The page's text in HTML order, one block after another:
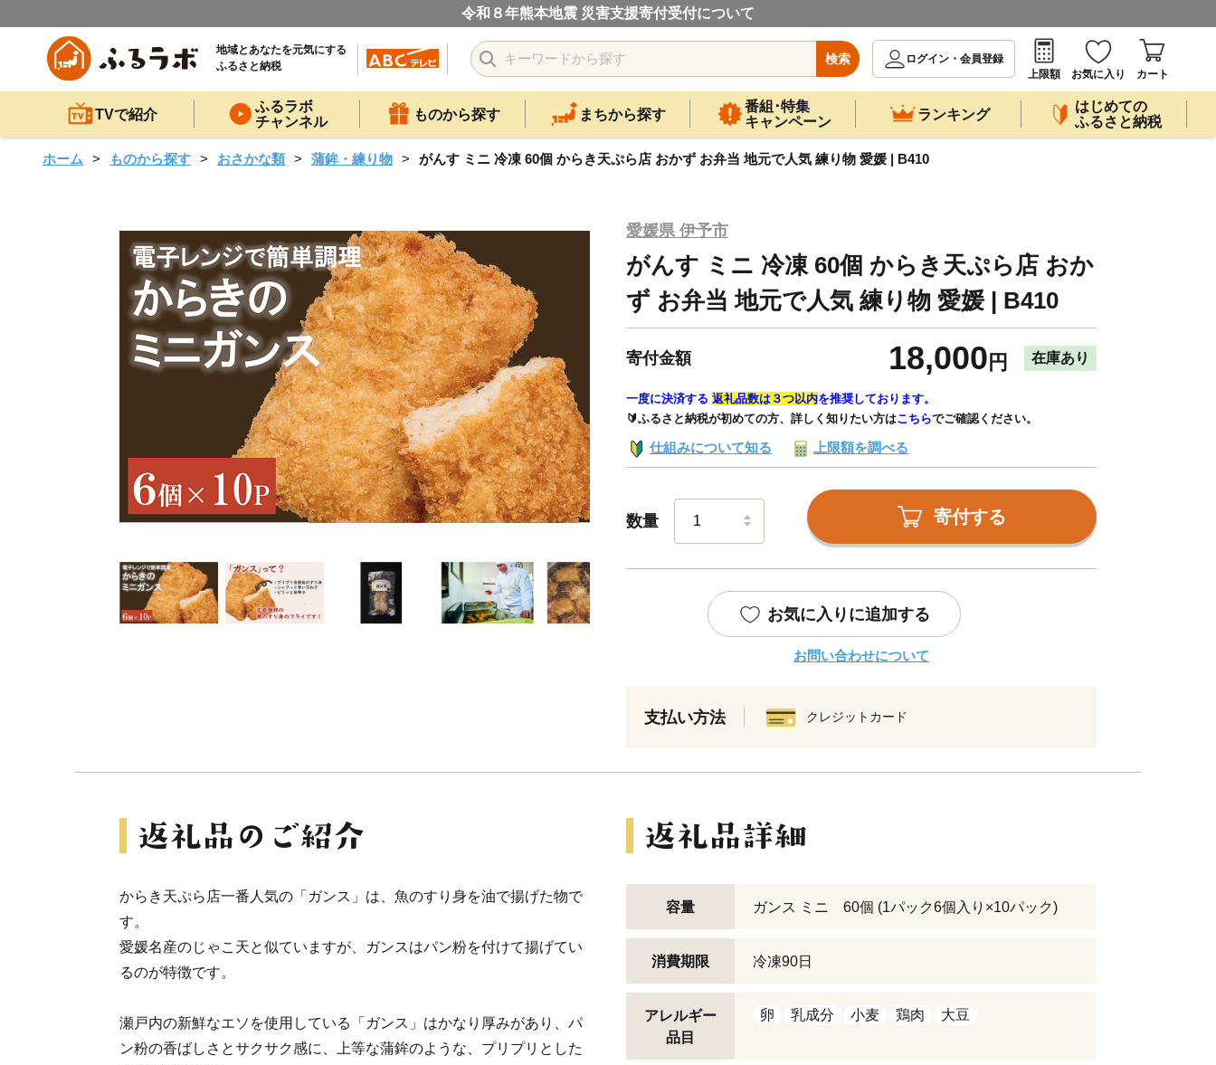
令和８年熊本地震 災害支援寄付受付について
地域とあなたを元気にする
ふるさと納税
検索
ログイン・会員登録
上限額
お気に入り カート
TVで紹介
ふるラボ
チャンネル
ものから探す まちから探す
番組･特集
キャンペーン
ランキング
はじめての
ふるさと納税
ホーム ものから探す おさかな類 蒲鉾・練り物 がんす ミニ 冷凍 60個 からき天ぷら店 おかず お弁当 地元で人気 練り物 愛媛 | B410
愛媛県 伊予市
がんす ミニ 冷凍 60個 からき天ぷら店 おか
ず お弁当 地元で人気 練り物 愛媛 | B410
寄付金額 18,000 円 在庫あり
一度に決済する 返礼品数は３つ以内を推奨しております。
🔰ふるさと納税が初めての方、詳しく知りたい方はこちらでご確認ください。
仕組みについて知る 上限額を調べる
数量 寄付する
お気に入りに追加する
お問い合わせについて
支払い方法 クレジットカード
からき天ぷら店一番人気の「ガンス」は、魚のすり身を油で揚げた物で
す。
愛媛名産のじゃこ天と似ていますが、ガンスはパン粉を付けて揚げてい
るのが特徴です。
瀬戸内の新鮮なエソを使用している「ガンス」はかなり厚みがあり、パ
ン粉の香ばしさとサクサク感に、上等な蒲鉾のような、プリプリとした
容量 ガンス ミニ 60個 (1パック6個入り×10パック)
消費期限 冷凍90日
アレルギー
品目
卵 乳成分 小麦 鶏肉 大豆